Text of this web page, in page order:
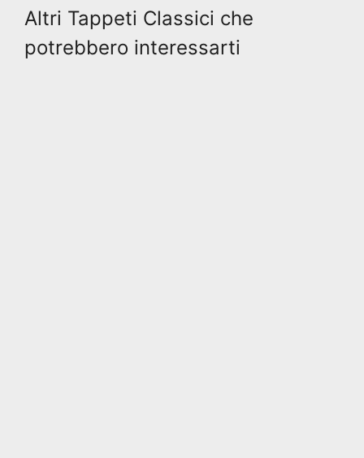
Altri Tappeti Classici che
potrebbero interessarti